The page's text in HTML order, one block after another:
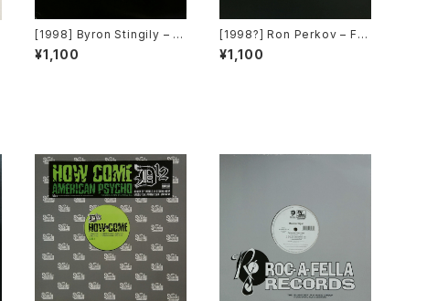
[1998] Byron Stingily – Y
ou Make Me Feel (Might
y Real) [Nervous Record
¥1,100
[1998?] Ron Perkov – Fu
nky [Arpee Records]
¥1,100